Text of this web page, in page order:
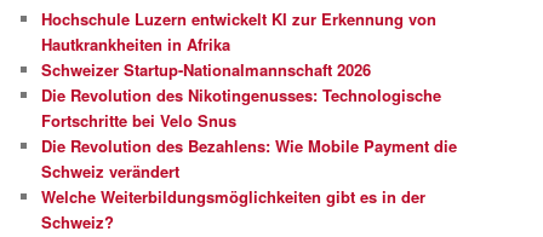
Hochschule Luzern entwickelt KI zur Erkennung von
Hautkrankheiten in Afrika
Schweizer Startup-Nationalmannschaft 2026
Die Revolution des Nikotingenusses: Technologische
Fortschritte bei Velo Snus
Die Revolution des Bezahlens: Wie Mobile Payment die
Schweiz verändert
Welche Weiterbildungsmöglichkeiten gibt es in der
Schweiz?